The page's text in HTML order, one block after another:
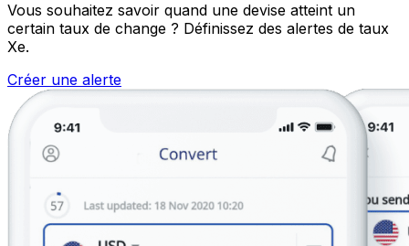
Vous souhaitez savoir quand une devise atteint un
certain taux de change ? Définissez des alertes de taux
Xe.
Créer une alerte